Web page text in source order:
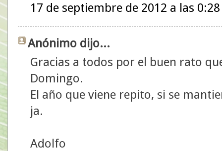
17 de septiembre de 2012 a las 0:28
Anónimo dijo...
Gracias a todos por el buen rato
Domingo.
El año que viene repito, si se
ja.
Adolfo